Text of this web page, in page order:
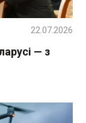
— з
22.07.2026